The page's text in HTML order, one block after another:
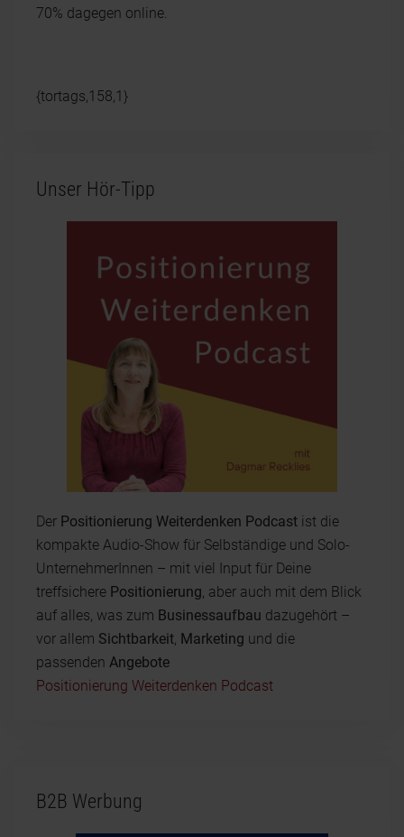
70% dagegen online.
{tortags,158,1}
Unser Hör-Tipp
Der Positionierung Weiterdenken Podcast ist die
kompakte Audio-Show für Selbständige und Solo-
UnternehmerInnen – mit viel Input für Deine
treffsichere Positionierung , aber auch mit dem Blick
auf alles, was zum Businessaufbau dazugehört –
vor allem Sichtbarkeit Marketing und die
passenden Angebote
Positionierung Weiterdenken Podcast
B2B Werbung